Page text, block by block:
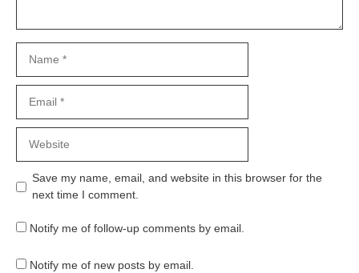
Save my name, email, and website in this browser for the
next time I comment.
Notify me of follow-up comments by email.
Notify me of new posts by email.